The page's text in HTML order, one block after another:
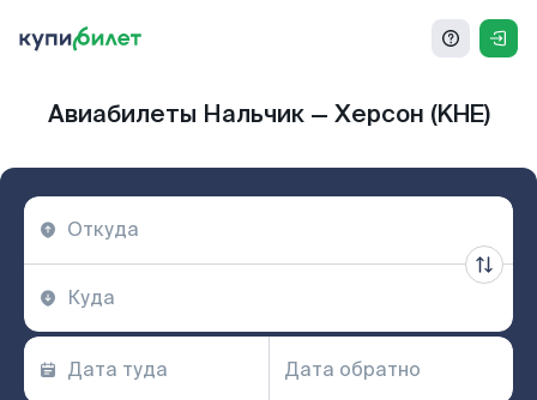
Авиабилеты Нальчик — Херсон (KHE)